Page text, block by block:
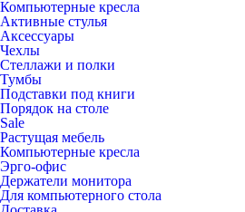
Компьютерные кресла
Активные стулья
Аксессуары
Чехлы
Стеллажи и полки
Тумбы
Подставки под книги
Порядок на столе
Sale
Растущая мебель
Компьютерные кресла
Эрго-офис
Держатели монитора
Для компьютерного стола